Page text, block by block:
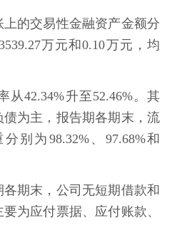
的交易性金融资产金额分
万元和0.10万元，均
从42.34%升至52.46%。其
为主，报告期各期末，流
别为98.32%、97.68%和
期末，公司无短期借款和
为应付票据、应付账款、